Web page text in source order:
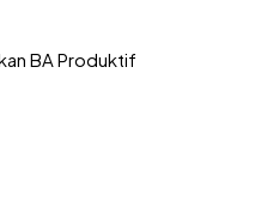
BA Produktif